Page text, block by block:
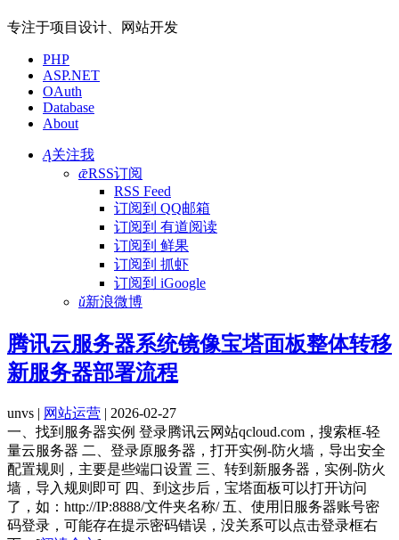
专注于项目设计、网站开发
PHP
ASP.NET
OAuth
Database
About
Ą关注我
ǣRSS订阅
RSS Feed
订阅到 QQ邮箱
订阅到 有道阅读
订阅到 鲜果
订阅到 抓虾
订阅到 iGoogle
ǔ新浪微博
腾讯云服务器系统镜像宝塔面板整体转移
新服务器部署流程
unvs | 网站运营 | 2026-02-27
一、找到服务器实例 登录腾讯云网站qcloud.com，搜索框-轻
量云服务器 二、登录原服务器，打开实例-防火墙，导出安全
配置规则，主要是些端口设置 三、转到新服务器，实例-防火
墙，导入规则即可 四、到这步后，宝塔面板可以打开访问
了，如：http://IP:8888/文件夹名称/ 五、使用旧服务器账号密
码登录，可能存在提示密码错误，没关系可以点击登录框右